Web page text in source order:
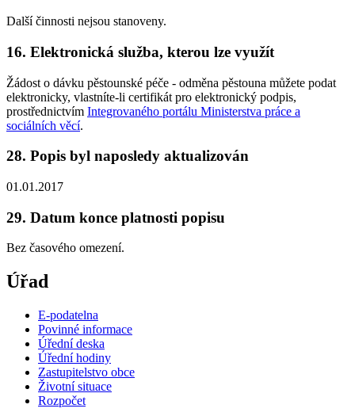
Další činnosti nejsou stanoveny.
16. Elektronická služba, kterou lze využít
Žádost o dávku pěstounské péče - odměna pěstouna můžete podat
elektronicky, vlastníte-li certifikát pro elektronický podpis,
prostřednictvím Integrovaného portálu Ministerstva práce a
sociálních věcí.
28. Popis byl naposledy aktualizován
01.01.2017
29. Datum konce platnosti popisu
Bez časového omezení.
Úřad
E-podatelna
Povinné informace
Úřední deska
Úřední hodiny
Zastupitelstvo obce
Životní situace
Rozpočet